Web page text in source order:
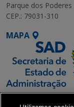
Parque dos
CEP.: 79031-310
MAPA